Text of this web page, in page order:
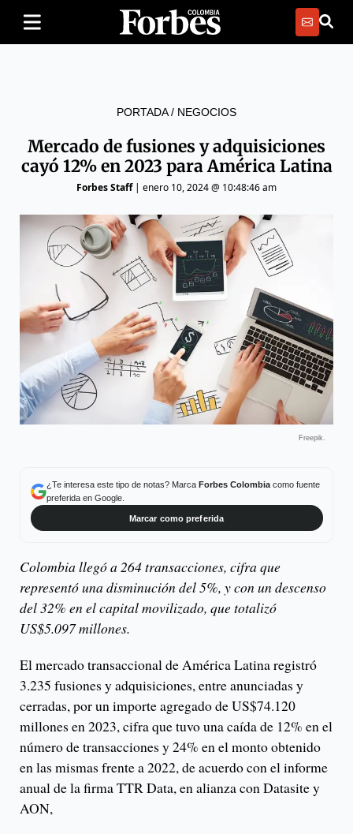
PORTADA/ NEGOCIOS
Mercado de fusiones y adquisiciones
cayó 12% en 2023 para América Latina
Forbes Staff| enero 10, 2024 @ 10:48:46 am
Freepik.
¿Te interesa este tipo de notas? Marca Forbes Colombiacomo fuente
preferida en Google.
Marcar como preferida
Colombia llegó a 264 transacciones, cifra que
representó una disminución del 5%, y con un descenso
del 32% en el capital movilizado, que totalizó
US$5.097 millones.
El mercado transaccional de América Latina registró
3.235 fusiones y adquisiciones, entre anunciadas y
cerradas, por un importe agregado de US$74.120
millones en 2023, cifra que tuvo una caída de 12% en el
número de transacciones y 24% en el monto obtenido
en las mismas frente a 2022, de acuerdo con el informe
anual de la firma TTR Data, en alianza con Datasite y
AON,